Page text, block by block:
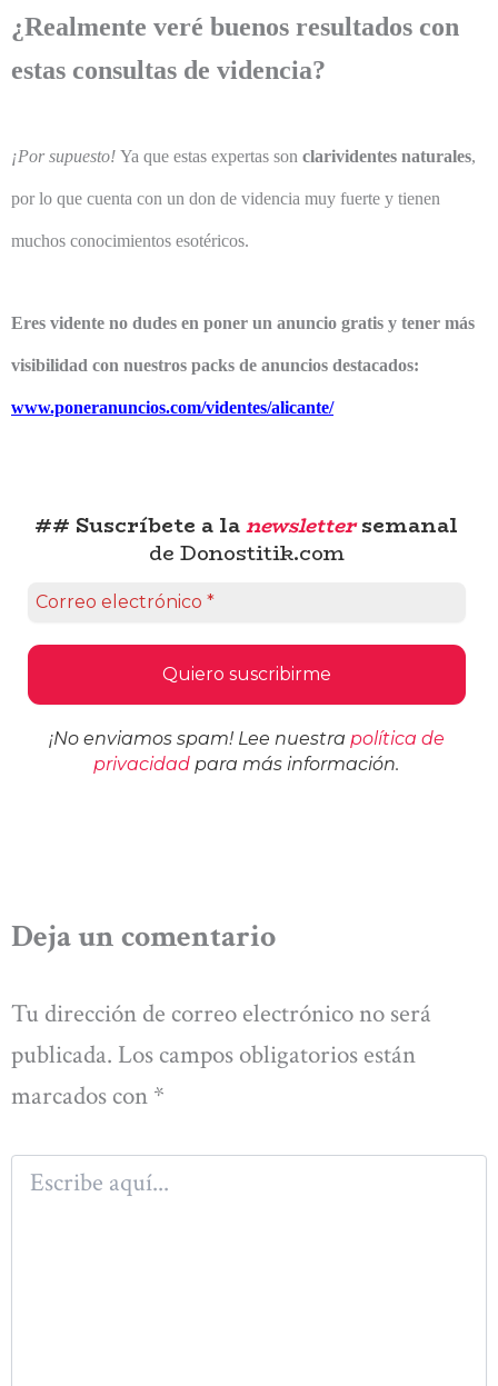
¿Realmente veré buenos resultados con
estas consultas de videncia?
¡Por supuesto! Ya que estas expertas son clarividentes naturales,
por lo que cuenta con un don de videncia muy fuerte y tienen
muchos conocimientos esotéricos.
Eres vidente no dudes en poner un anuncio gratis y tener más
visibilidad con nuestros packs de anuncios destacados:
www.poneranuncios.com/videntes/alicante/
## Suscríbete a lanewslettersemanal
de Donostitik.com
¡No enviamos spam! Lee nuestra política de
privacidad para más información.
Deja un comentario
Tu dirección de correo electrónico no será
publicada. Los campos obligatorios están
marcados con *
Escribe
aquí...